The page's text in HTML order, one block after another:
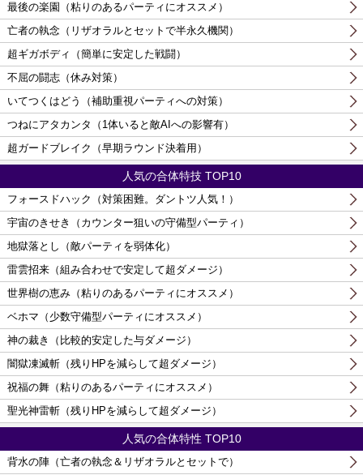
最後の楽園（粘りのあるパーティにオススメ）
亡者の執念（リザオラルとセットで半永久機関）
超ギガボディ（簡単に安定した戦闘）
不屈の闘志（休み対策）
いてつくはどう（補助重視パーティへの対策）
つねにアタカンタ（1体いると敵AIへの影響有）
超ガードブレイク（早期ラウンド決着用）
人気の合体特技 TOP10
フォースドハック（対策困難。ダントツ人気！）
宇宙のきせき（カウンター狙いの守備型パーティ）
地獄落とし（敵パーティを弱体化）
雷雲招来（組み合わせで安定して超ダメージ）
世界樹の恵み（粘りのあるパーティにオススメ）
ベホマ（少数守備型パーティにオススメ）
神の裁き（比較的安定した与ダメージ）
闇獄凍滅斬（残りHPを減らして超ダメージ）
祝福の舞（粘りのあるパーティにオススメ）
聖光神雷斬（残りHPを減らして超ダメージ）
人気の合体特性 TOP10
背水の陣（亡者の執念＆リザオラルとセットで）